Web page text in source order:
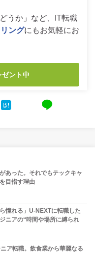
うか」など、IT転職
ングにもお気軽にお
ゼント中
 line
あった。それでもテックキャ
目指す理由
憧れる」U-NEXTに転職した
ニアの“時間や場所に縛られ
ア転職。飲食業から華麗なる